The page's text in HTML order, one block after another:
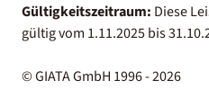
Gültigkeitszeitraum: Diese
gültig vom 1.11.2025 bis
© GIATA GmbH 1996 - 2026